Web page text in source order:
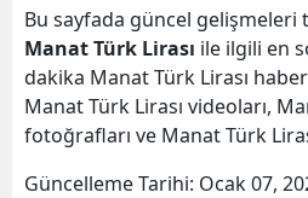
Bu sayfada güncel gelişmeleri
Manat Türk Lirası ile ilgili en
dakika Manat Türk Lirası
Manat Türk Lirası videoları,
fotoğrafları ve Manat Türk
Güncelleme Tarihi: Ocak 07,